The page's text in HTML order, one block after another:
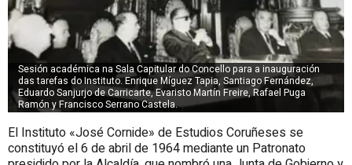
Sesión académica na Sala Capitular do Concello para a inauguración
das tarefas do Instituto. Enrique Míguez Tapia, Santiago Fernández,
Eduardo Sanjurjo de Carricarte, Evaristo Martín Freire, Rafael Puga
Ramón y Francisco Serrano Castela.
El Instituto «José Cornide» de Estudios Coruñeses se
constituyó el 6 de abril de 1964 mediante un Patronato